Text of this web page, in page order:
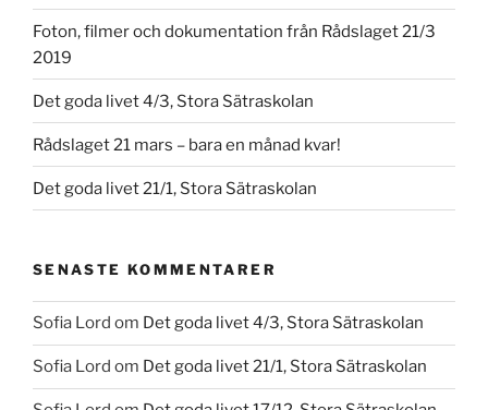
Foton, filmer och dokumentation från Rådslaget 21/3
2019
Det goda livet 4/3, Stora Sätraskolan
Rådslaget 21 mars – bara en månad kvar!
Det goda livet 21/1, Stora Sätraskolan
SENASTE KOMMENTARER
Sofia Lord om Det goda livet 4/3, Stora Sätraskolan
Sofia Lord om Det goda livet 21/1, Stora Sätraskolan